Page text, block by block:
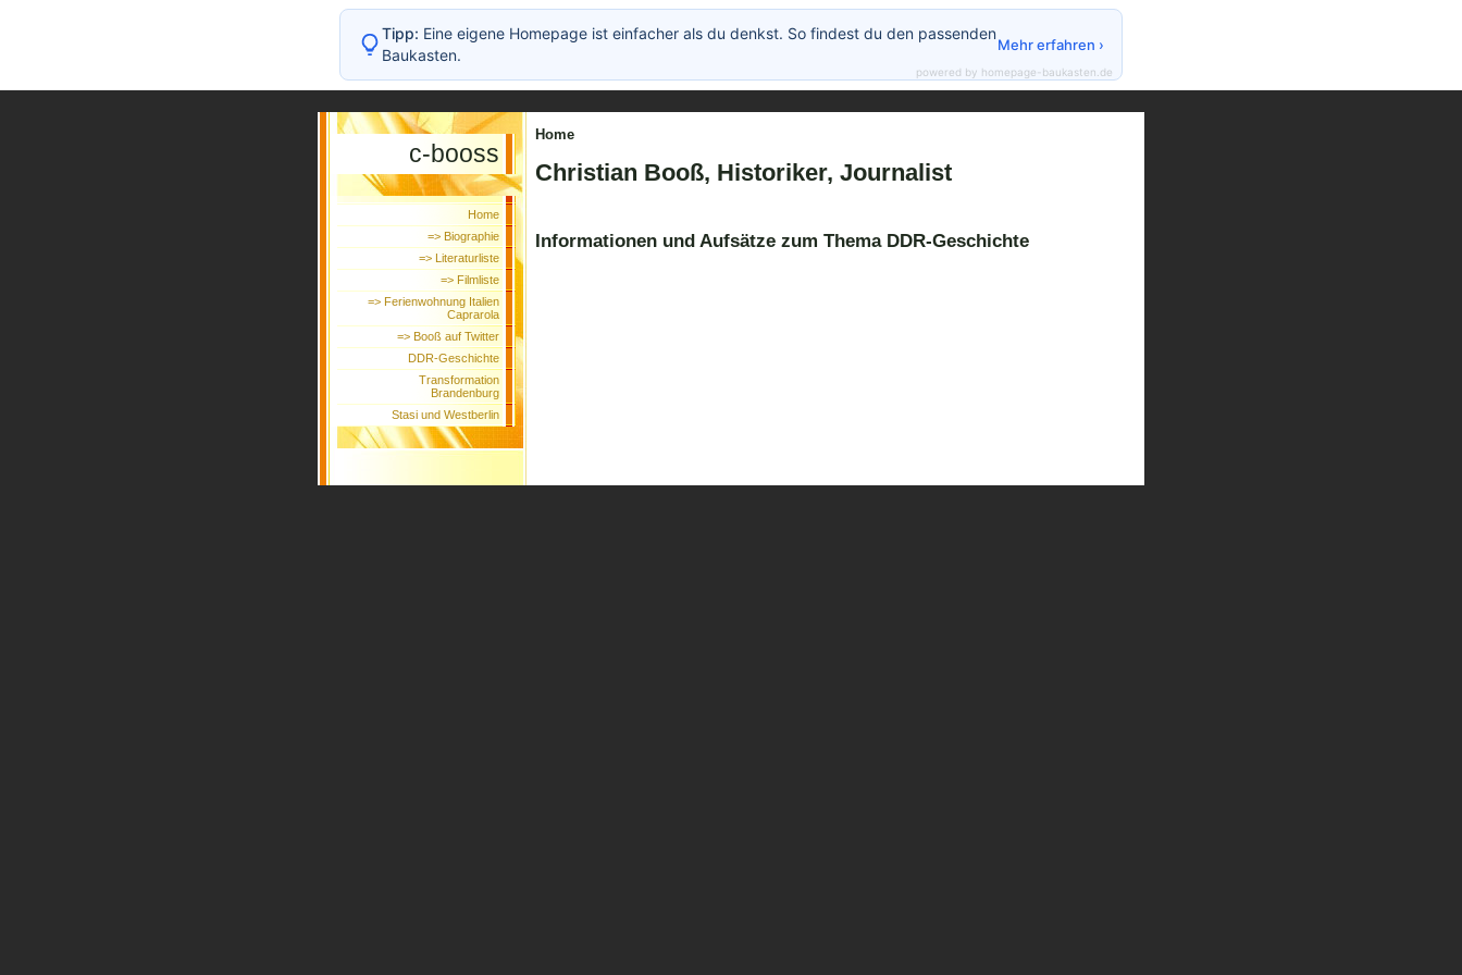
c-booss
Home
=> Biographie
=> Literaturliste
=> Filmliste
=> Ferienwohnung Italien
Caprarola
=> Booß auf Twitter
DDR-Geschichte
Transformation
Brandenburg
Stasi und Westberlin
Home
Christian Booß, Historiker, Journalist
Informationen und Aufsätze zum Thema DDR-Geschichte
Tipp: Eine eigene Homepage ist einfacher als du denkst. So findest du den passenden
Baukasten.
Mehr erfahren ›
powered by homepage-baukasten.de